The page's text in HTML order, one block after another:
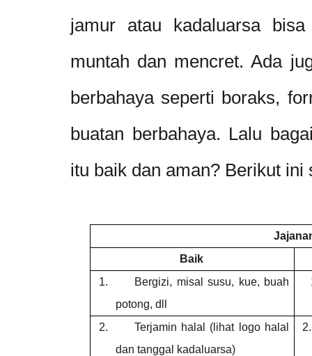
jamur atau kadaluarsa
muntah dan mencret. Ada
berbahaya seperti boraks,
buatan berbahaya. Lalu
itu baik dan aman? Berikut
Baik
1.
Bergizi, misal susu, kue, buah
potong, dll
2.
Terjamin halal (lihat logo halal
dan tanggal kadaluarsa)
2.